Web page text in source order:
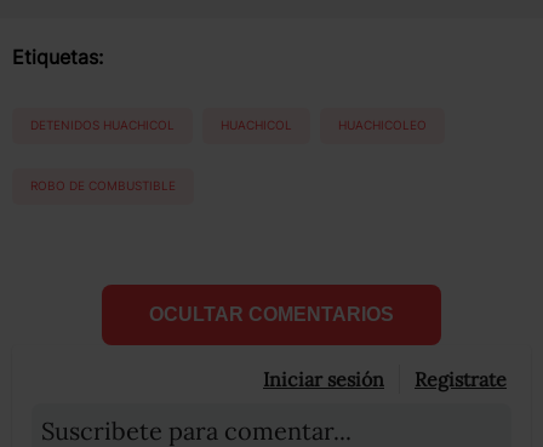
Etiquetas:
DETENIDOS HUACHICOL HUACHICOL HUACHICOLEO
ROBO DE COMBUSTIBLE
OCULTAR COMENTARIOS
Iniciar sesión Registrate
Suscribete para comentar...